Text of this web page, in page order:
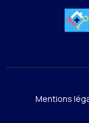
Mentions